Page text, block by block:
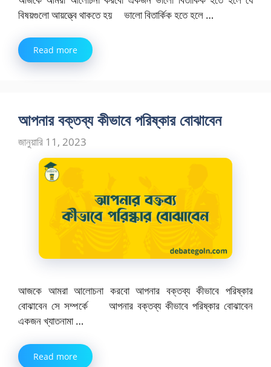
বিষয়গুলো আয়ত্ত্বে থাকতে হয় ভালো বিতার্কিক হতে হলে …
Read more
আপনার বক্তব্য কীভাবে পরিষ্কার বোঝাবেন
জানুয়ারি 11, 2023
আজকে আমরা আলোচনা করবো আপনার বক্তব্য কীভাবে পরিষ্কার
বোঝাবেন সে সম্পর্কে আপনার বক্তব্য কীভাবে পরিষ্কার বোঝাবেন
একজন খ্যাতনামা …
Read more